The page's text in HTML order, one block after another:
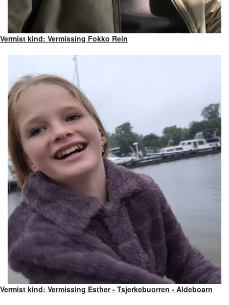
Vermist kind: Vermissing Fokko Rein
Vermist kind: Vermissing Esther - Tsjerkebuorren - Aldeboarn